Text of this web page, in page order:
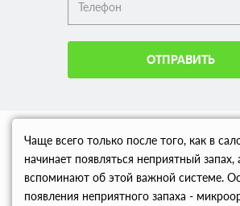
ОТПРАВИТЬ
Чаще всего только после того, как в
начинает появляться неприятный
вспоминают об этой важной системе.
появления неприятного запаха -